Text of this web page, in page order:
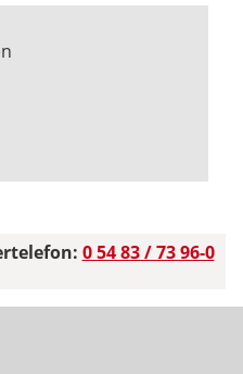
0 54 83 / 73 96-0